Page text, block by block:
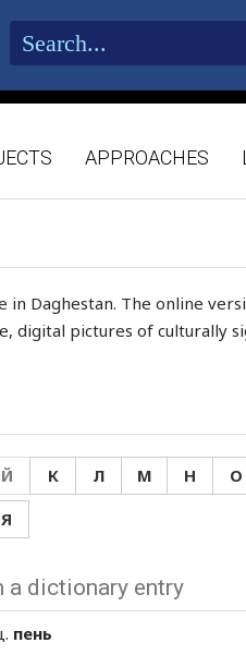
APPROACHES
Daghestan. The online
digital pictures of culturally
Й К Л М Н О
Я
a dictionary entry
пень